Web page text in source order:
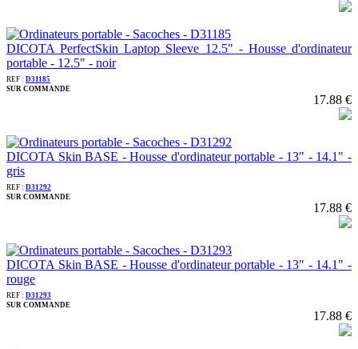
DICOTA PerfectSkin Laptop Sleeve 12.5" - Housse d'ordinateur
portable - 12.5" - noir
REF : D31185
SUR COMMANDE
17.88 €
DICOTA Skin BASE - Housse d'ordinateur portable - 13" - 14.1" -
gris
REF : D31292
SUR COMMANDE
17.88 €
DICOTA Skin BASE - Housse d'ordinateur portable - 13" - 14.1" -
rouge
REF : D31293
SUR COMMANDE
17.88 €